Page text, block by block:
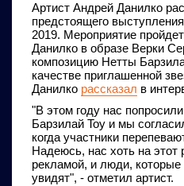
Артист Андрей Данилко
предстоящего
2019. Мероприятие
Данилко в образе Верки
композицию Нетты
качестве приглашенной
Данилко рассказал в
"В этом году нас
Барзилай Toy и мы
когда участники
Надеюсь, нас хоть на этот
рекламой, и люди, которые
увидят", - отметил артист.